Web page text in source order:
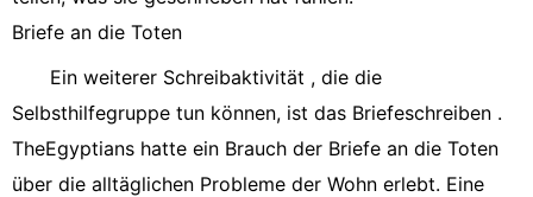
Briefe an die Toten
Ein weiterer Schreibaktivität , die die
Selbsthilfegruppe tun können, ist das Briefeschreiben .
TheEgyptians hatte ein Brauch der Briefe an die Toten
über die alltäglichen Probleme der Wohn erlebt. Eine